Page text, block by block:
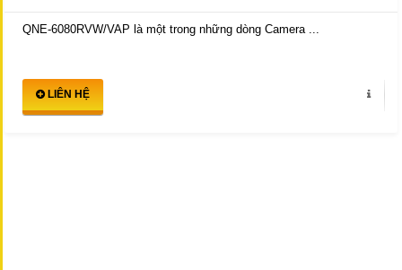
QNE-6080RVW/VAP là một trong những dòng Camera ...
LIÊN HỆ